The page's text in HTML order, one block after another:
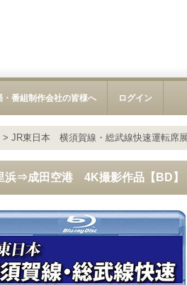
・番組制作会社の皆様へ ログイン
> JR東日本 横須賀線・総武線快速運転席
浜⇒成田空港 4K撮影作品【BD】